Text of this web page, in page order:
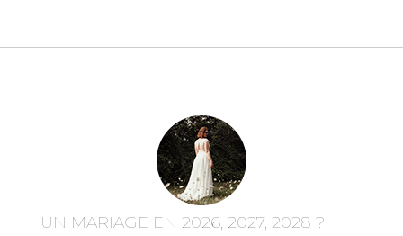
UN MARIAGE EN 2026, 2027, 2028 ?